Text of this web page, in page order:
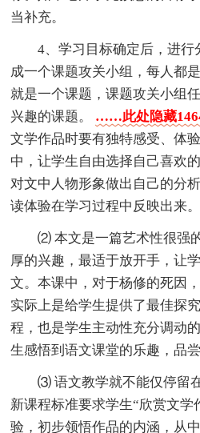
当补充。
4、学习目标确定后，进行
成一个课题攻关小组，每人都
就是一个课题，课题攻关小组
兴趣的课题。 ……此处隐藏
文学作品时要有独特感受、体
中，让学生自由选择自己喜欢
对文中人物形象做出自己的分
读体验在学习过程中反映出来。
⑵ 本文是一篇艺术性很强
厚的兴趣，最适于放开手，让
文。本课中，对于杨修的死因
实际上是给学生提供了最佳探
程，也是学生主动性充分调动
生感悟到语文课堂的乐趣，品
⑶ 语文教学就不能仅停留
新课程标准要求学生“欣赏文
验，初步领悟作品的内涵，从